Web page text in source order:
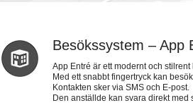
Besökssystem – App
App Entré är ett modernt och
Med ett snabbt fingertryck kan
Kontakten sker via SMS och E-post.
Den anställde kan svara direkt